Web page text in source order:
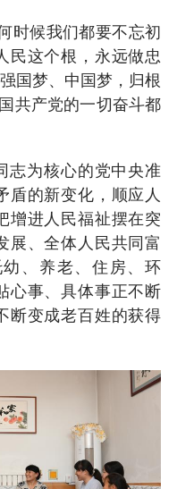
时候我们都要不忘初
民这个根，永远做忠
国梦、中国梦，归根
共产党的一切奋斗都
志为核心的党中央准
盾的新变化，顺应人
增进人民福祉摆在突
展、全体人民共同富
、养老、住房、环
心事、具体事正不断
断变成老百姓的获得